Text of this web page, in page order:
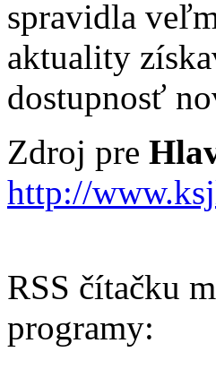
spravidla
aktuality
dostupnosť
Zdroj pre
http://
RSS čítačku
programy: